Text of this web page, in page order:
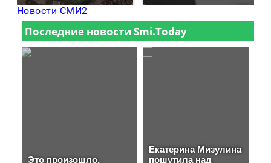
Новости СМИ2